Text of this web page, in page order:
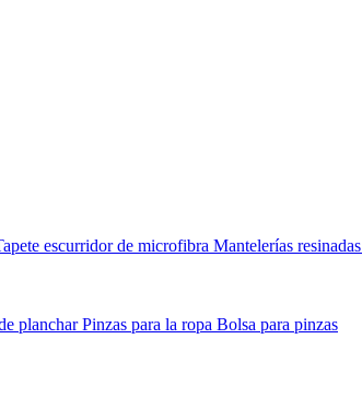
escurridor de microfibra Mantelerías resinadas
plancharPinzas para la ropa Bolsa para pinzas